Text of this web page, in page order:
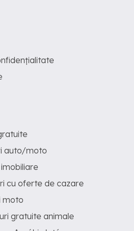
auto/moto
cu oferte de cazare
moto
gratuite animale